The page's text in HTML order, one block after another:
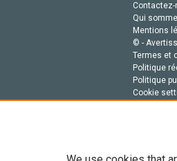
Contactez-
Qui
Mentions
© -
Termes et
Politique
Politique
Cookie